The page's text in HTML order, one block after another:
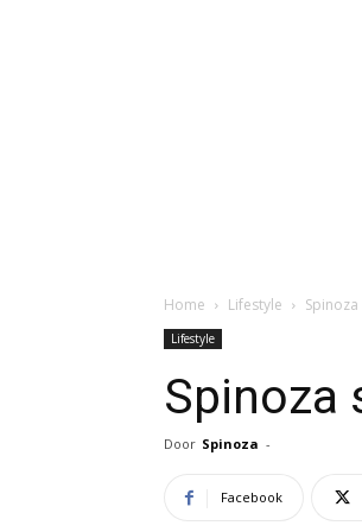
Home Lifestyle
Lifestyle
Spinoza
Door Spinoza -
Facebook